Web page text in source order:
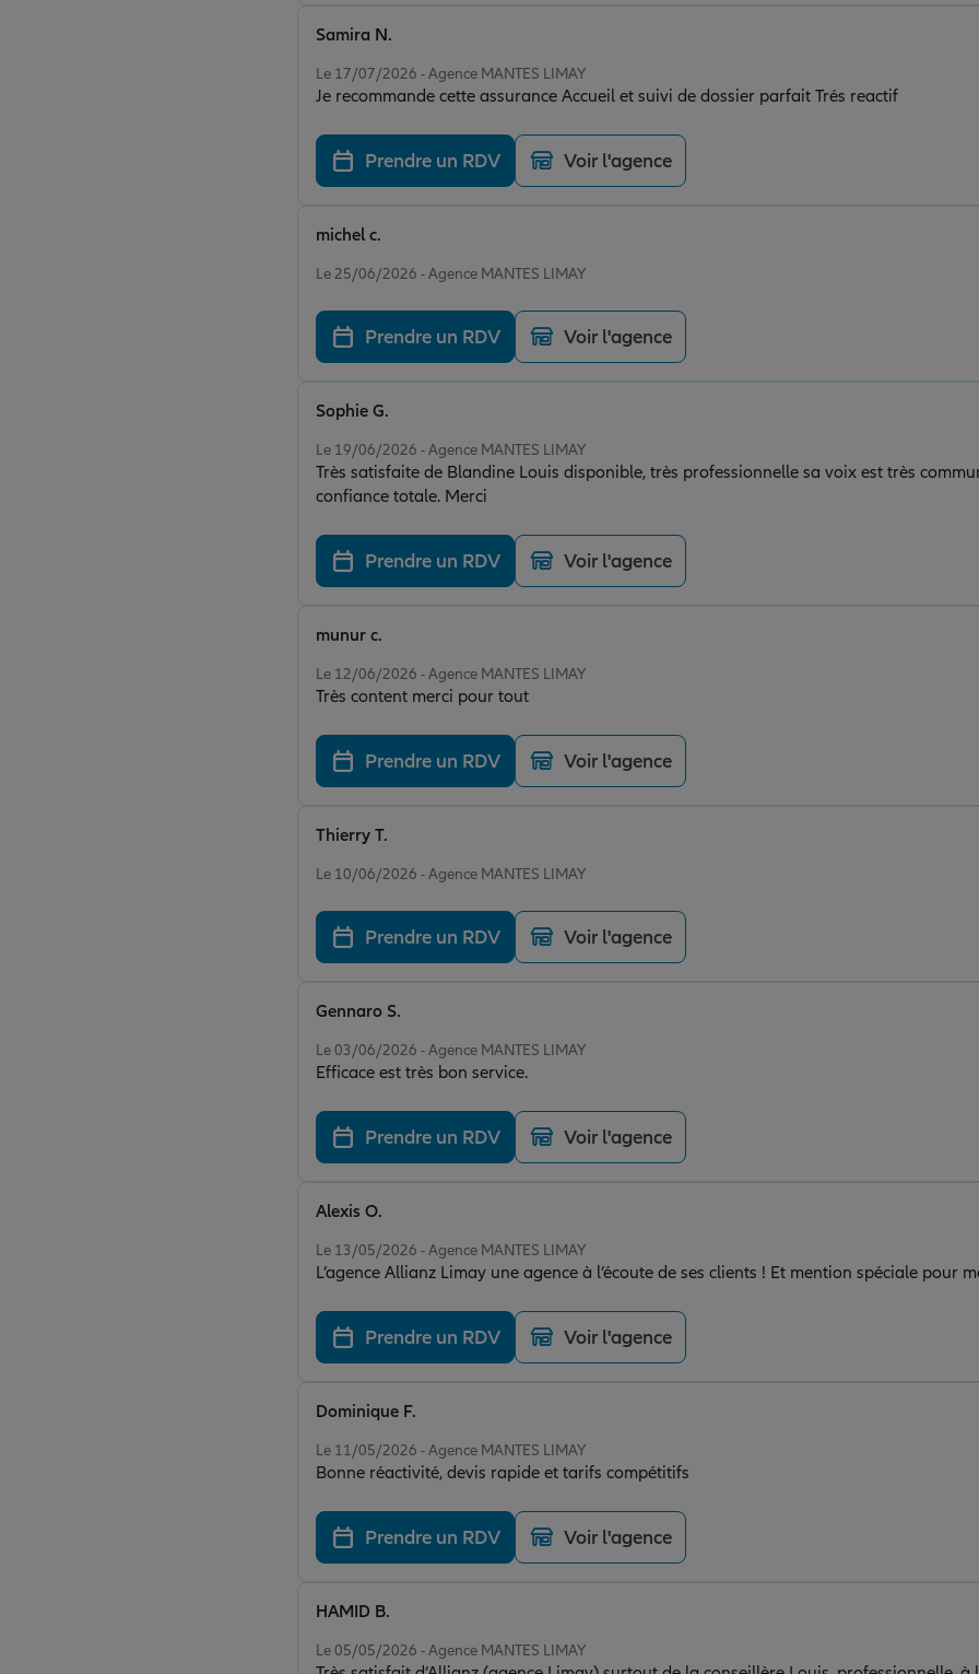
Le 17/07/2026 - Agence MANTES LIMAY
Je recommande cette assurance Accueil et suivi de dossier parfait Trés reactif
Samira N.
Prendre un RDV Voir l'agence
Le 25/06/2026 - Agence MANTES LIMAY
michel c.
Prendre un RDV Voir l'agence
Le 19/06/2026 - Agence MANTES LIMAY
Très satisfaite de Blandine Louis disponible, très professionnelle sa voix est très
confiance totale. Merci
Sophie G.
Prendre un RDV Voir l'agence
Le 12/06/2026 - Agence MANTES LIMAY
Très content merci pour tout
munur c.
Prendre un RDV Voir l'agence
Le 10/06/2026 - Agence MANTES LIMAY
Thierry T.
Prendre un RDV Voir l'agence
Le 03/06/2026 - Agence MANTES LIMAY
Efficace est très bon service.
Gennaro S.
Prendre un RDV Voir l'agence
Le 13/05/2026 - Agence MANTES LIMAY
L’agence Allianz Limay une agence à l’écoute de ses clients ! Et mention spéciale pour
Alexis O.
Prendre un RDV Voir l'agence
Le 11/05/2026 - Agence MANTES LIMAY
Bonne réactivité, devis rapide et tarifs compétitifs
Dominique F.
Prendre un RDV Voir l'agence
Le 05/05/2026 - Agence MANTES LIMAY
HAMID B.